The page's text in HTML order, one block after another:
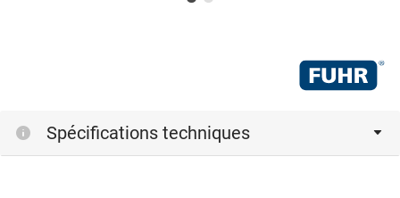
Spécifications techniques